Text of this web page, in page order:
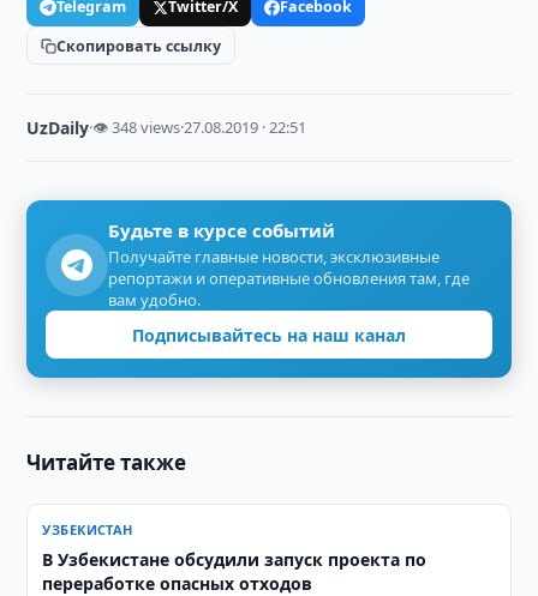
Telegram Twitter/X
Facebook
Скопировать ссылку
UzDaily·👁 348 views·27.08.2019 · 22:51
Будьте в курсе событий
Получайте главные новости, эксклюзивные
репортажи и оперативные обновления там, где
вам удобно.
Подписывайтесь на наш канал
Читайте также
УЗБЕКИСТАН
В Узбекистане обсудили запуск проекта по
переработке опасных отходов